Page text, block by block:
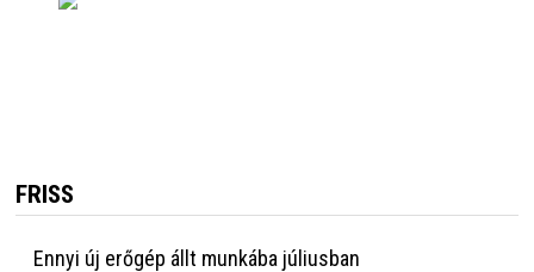
FRISS
Ennyi új erőgép állt munkába júliusban